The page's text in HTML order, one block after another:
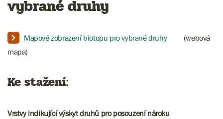
vybrané druhy
Mapové zobrazení biotopu pro vybrané druhy
(webová
mapa)
Ke stažení:
Vrstvy indikující výskyt druhů pro posouzení nároku